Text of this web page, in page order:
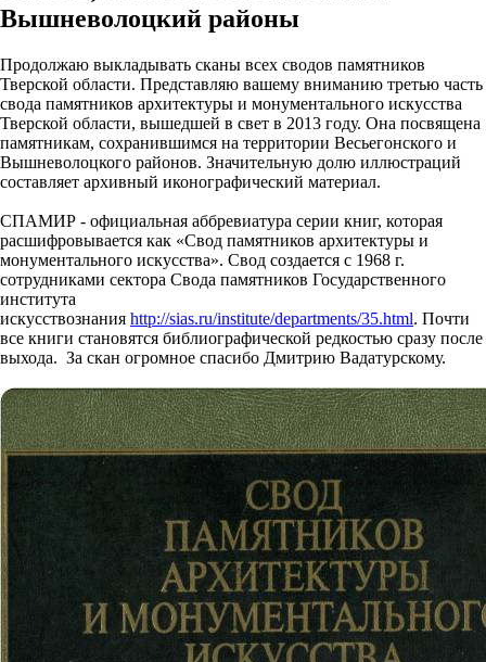
Вышневолоцкий районы
Продолжаю выкладывать сканы всех сводов памятников
Тверской области. Представляю вашему вниманию третью часть
свода памятников архитектуры и монументального искусства
Тверской области, вышедшей в свет в 2013 году. Она посвящена
памятникам, сохранившимся на территории Весьегонского и
Вышневолоцкого районов. Значительную долю иллюстраций
составляет архивный иконографический материал.
СПАМИР - официальная аббревиатура серии книг, которая
расшифровывается как «Свод памятников архитектуры и
монументального искусства». Свод создается с 1968 г.
сотрудниками сектора Свода памятников Государственного
института
искусствознания http://sias.ru/institute/departments/35.html. Почти
все книги становятся библиографической редкостью сразу после
выхода. За скан огромное спасибо Дмитрию Вадатурскому.